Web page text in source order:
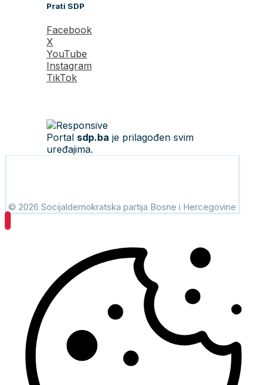
Prati SDP
Facebook
X
YouTube
Instagram
TikTok
Portal sdp.ba je prilagođen svim
uređajima.
© 2026 Socijaldemokratska partija Bosne i Hercegovine